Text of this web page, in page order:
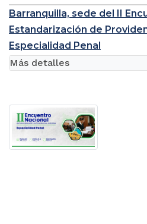
Barranquilla, sede del II
Estandarización de
Especialidad Penal
Más detalles